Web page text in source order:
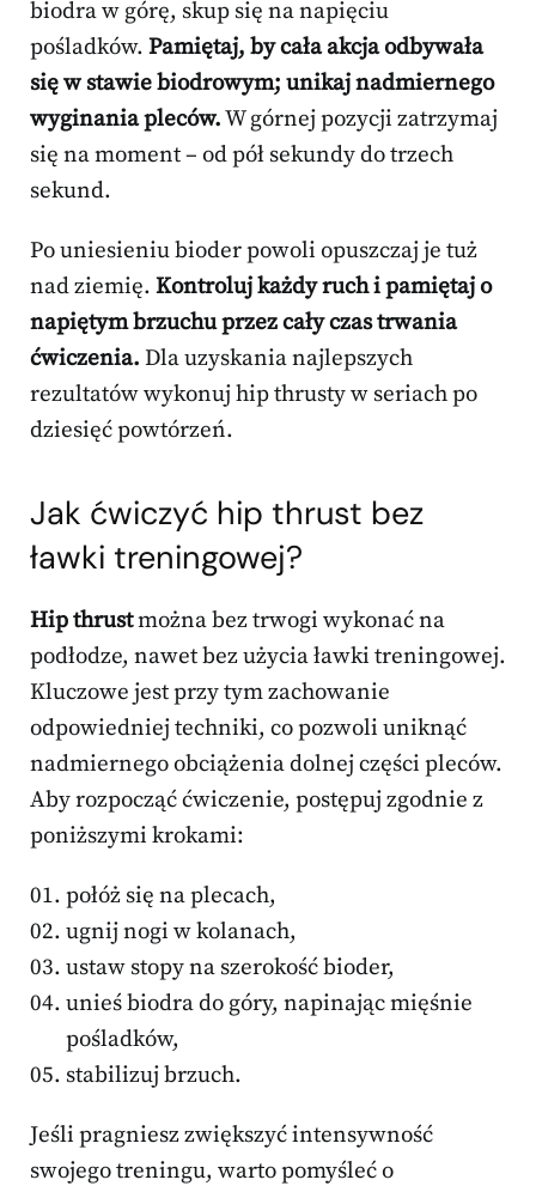
biodra w górę, skup się na napięciu
pośladków. Pamiętaj, by cała akcja odbywała
się w stawie biodrowym; unikaj nadmiernego
wyginania pleców.W górnej pozycji zatrzymaj
się na moment – od pół sekundy do trzech
sekund.
Po uniesieniu bioder powoli opuszczaj je tuż
nad ziemię. Kontroluj każdy ruch i pamiętaj o
napiętym brzuchu przez cały czas trwania
ćwiczenia. Dla uzyskania najlepszych
rezultatów wykonuj hip thrusty w seriach po
dziesięć powtórzeń.
Jak ćwiczyć hip thrust bez
ławki treningowej?
Hip thrustmożna bez trwogi wykonać na
podłodze, nawet bez użycia ławki treningowej.
Kluczowe jest przy tym zachowanie
odpowiedniej techniki, co pozwoli uniknąć
nadmiernego obciążenia dolnej części pleców.
Aby rozpocząć ćwiczenie, postępuj zgodnie z
poniższymi krokami:
połóż się na plecach,
ugnij nogi w kolanach,
ustaw stopy na szerokość bioder,
unieś biodra do góry, napinając mięśnie
pośladków,
stabilizuj brzuch.
Jeśli pragniesz zwiększyć intensywność
swojego treningu, warto pomyśleć o